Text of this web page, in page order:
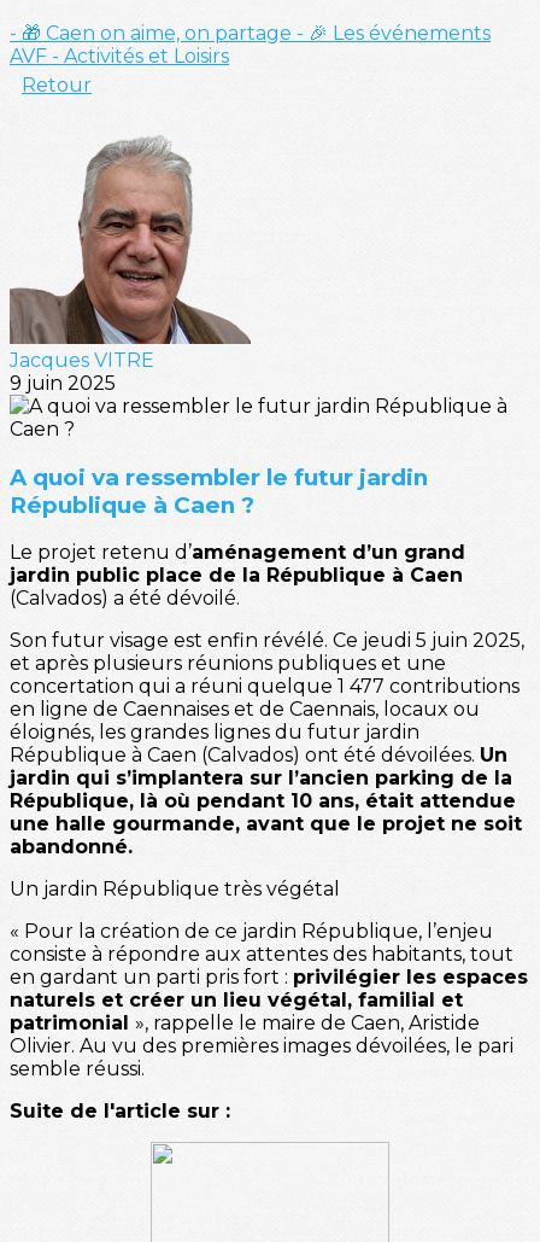
- 🎁 Caen on aime, on partage - 🎉 Les événements
AVF - Activités et Loisirs
Retour
Jacques VITRE
9 juin 2025
A quoi va ressembler le futur jardin
République à Caen ?
Le projet retenu d’aménagement d’un grand
jardin public place de la République à Caen
(Calvados) a été dévoilé.
Son futur visage est enfin révélé. Ce jeudi 5 juin 2025,
et après plusieurs réunions publiques et une
concertation qui a réuni quelque 1 477 contributions
en ligne de Caennaises et de Caennais, locaux ou
éloignés, les grandes lignes du futur jardin
République à Caen (Calvados) ont été dévoilées. Un
jardin qui s’implantera sur l’ancien parking de la
République, là où pendant 10 ans, était attendue
une halle gourmande, avant que le projet ne soit
abandonné.
Un jardin République très végétal
« Pour la création de ce jardin République, l’enjeu
consiste à répondre aux attentes des habitants, tout
en gardant un parti pris fort : privilégier les espaces
naturels et créer un lieu végétal, familial et
patrimonial », rappelle le maire de Caen, Aristide
Olivier. Au vu des premières images dévoilées, le pari
semble réussi.
Suite de l'article sur :